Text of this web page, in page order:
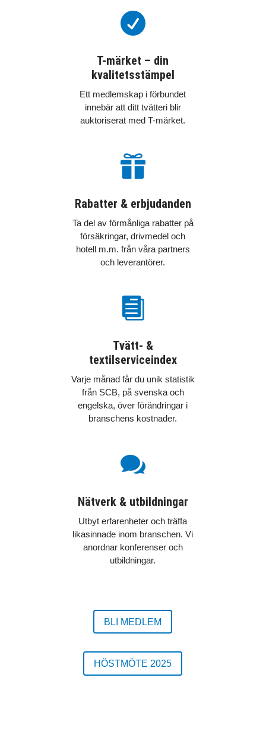

T-märket – din
kvalitetsstämpel
Ett medlemskap i förbundet
innebär att ditt tvätteri blir
auktoriserat med T-märket.

Rabatter & erbjudanden
Ta del av förmånliga rabatter på
försäkringar, drivmedel och
hotell m.m. från våra partners
och leverantörer.

Tvätt- &
textilserviceindex
Varje månad får du unik statistik
från SCB, på svenska och
engelska, över förändringar i
branschens kostnader.

Nätverk & utbildningar
Utbyt erfarenheter och träffa
likasinnade inom branschen. Vi
anordnar konferenser och
utbildningar.
BLI MEDLEM
HÖSTMÖTE 2025